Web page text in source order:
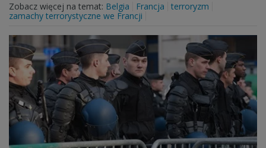
Zobacz więcej na temat: Belgia Francja
terroryzm
zamachy terrorystyczne we Francji